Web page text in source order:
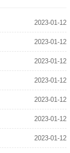
2023-01-12
2023-01-12
2023-01-12
2023-01-12
2023-01-12
2023-01-12
2023-01-12